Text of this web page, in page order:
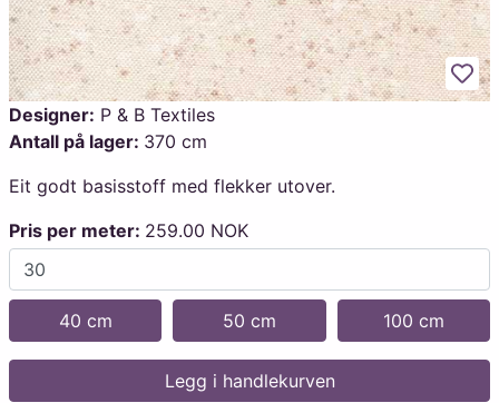
Designer: P & B Textiles
Antall på lager: 370 cm
Eit godt basisstoff med flekker utover.
Pris per meter: 259.00 NOK
40 cm 50 cm 100 cm
Legg i handlekurven